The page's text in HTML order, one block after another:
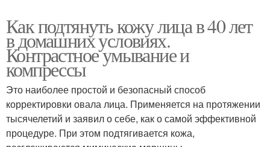
Как подтянуть кожу лица в 40 лет
в домашних условиях.
Контрастное умывание и
компрессы
Это наиболее простой и безопасный способ
корректировки овала лица. Применяется на протяжении
тысячелетий и заявил о себе, как о самой эффективной
процедуре. При этом подтягивается кожа,